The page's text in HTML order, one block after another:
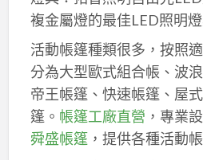
複金屬燈的最佳LED照明
活動帳篷種類很多，按照
分為大型歐式組合帳、波
帝王帳篷、快速帳篷、屋
篷。 帳篷工廠直營 ，專業
舜盛帳篷，提供各種活動